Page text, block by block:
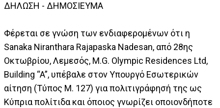
ΔΗΛΩΣΗ - ΔΗΜΟΣΙΕΥΜΑ
Φέρεται σε γνώση των ενδιαφερομένων ότι η
Sanaka Niranthara Rajapaska Nadesan, από 28ης
Οκτωβρίου, Λεμεσός, M.G. Olympic Residences Ltd,
Building “A”, υπέβαλε στον Υπουργό Εσωτερικών
αίτηση (Τύπος Μ. 127) για πολιτιγράφησή της ως
Κύπρια πολίτιδα και όποιος γνωρίζει οποιονδήποτε